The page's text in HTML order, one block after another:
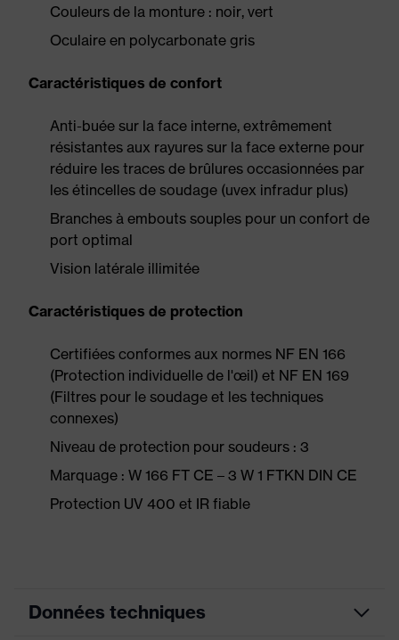
Couleurs de la monture : noir, vert
Oculaire en polycarbonate gris
Caractéristiques de confort
Anti-buée sur la face interne, extrêmement
résistantes aux rayures sur la face externe pour
réduire les traces de brûlures occasionnées par
les étincelles de soudage (uvex infradur plus)
Branches à embouts souples pour un confort de
port optimal
Vision latérale illimitée
Caractéristiques de protection
Certifiées conformes aux normes NF EN 166
(Protection individuelle de l'œil) et NF EN 169
(Filtres pour le soudage et les techniques
connexes)
Niveau de protection pour soudeurs : 3
Marquage : W 166 FT CE – 3 W 1 FTKN DIN CE
Protection UV 400 et IR fiable
Données techniques